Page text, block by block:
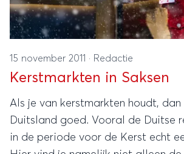
15 november 2011 · Redactie
Kerstmarkten in Saksen
Als je van kerstmarkten houdt, dan
Duitsland goed. Vooral de Duitse
in de periode voor de Kerst echt